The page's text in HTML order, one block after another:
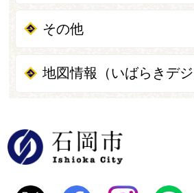
その他
地図情報（いばらきデジ